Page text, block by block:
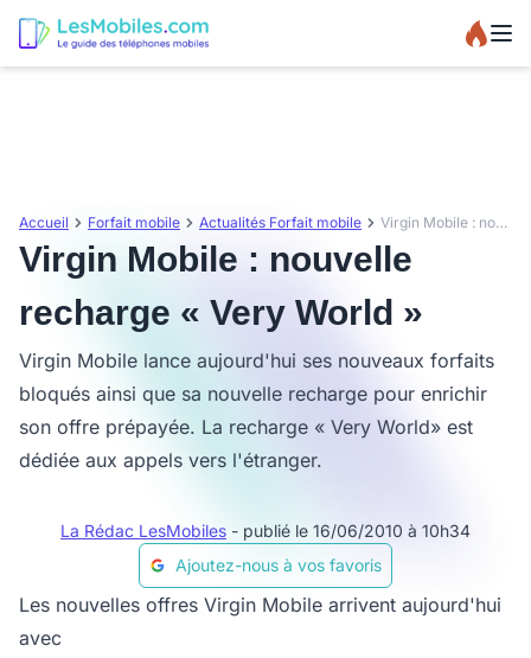
Accueil Forfait mobile Actualités Forfait mobile Virgin Mobile : nouvelle recharge « Very World »
Virgin Mobile : nouvelle
recharge « Very World »
Virgin Mobile lance aujourd'hui ses nouveaux forfaits
bloqués ainsi que sa nouvelle recharge pour enrichir
son offre prépayée. La recharge « Very World» est
dédiée aux appels vers l'étranger.
La Rédac LesMobiles - publié le 16/06/2010 à 10h34
Ajoutez-nous à vos favoris
Les nouvelles offres Virgin Mobile arrivent aujourd'hui
avec